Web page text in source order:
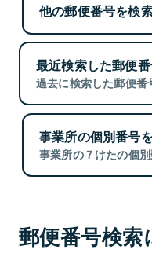
他の郵便番号を検
最近検索した郵便
過去に検索した郵便番
事業所の個別番号
事業所の７けたの個
郵便番号検索